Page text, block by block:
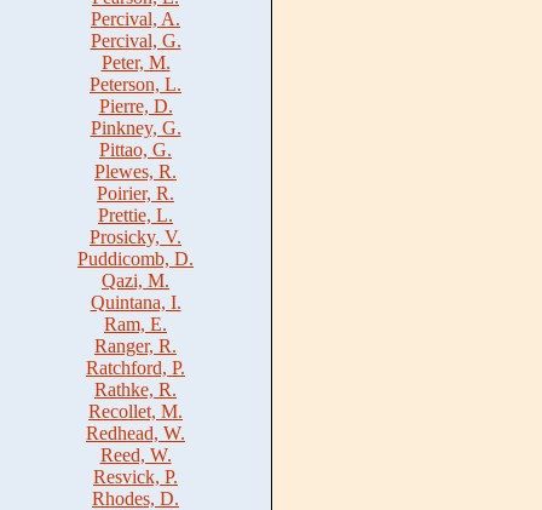
Percival, A.
Percival, G.
Peter, M.
Peterson, L.
Pierre, D.
Pinkney, G.
Pittao, G.
Plewes, R.
Poirier, R.
Prettie, L.
Prosicky, V.
Puddicomb, D.
Qazi, M.
Quintana, I.
Ram, E.
Ranger, R.
Ratchford, P.
Rathke, R.
Recollet, M.
Redhead, W.
Reed, W.
Resvick, P.
Rhodes, D.